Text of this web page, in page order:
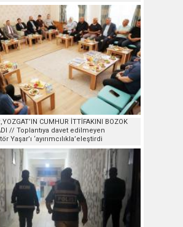
CUMHUR İTTİFAKINI BOZOK
// Toplantıya davet edilmeyen
Yaşar’ı ‘ayırımcılıkla’eleştirdi